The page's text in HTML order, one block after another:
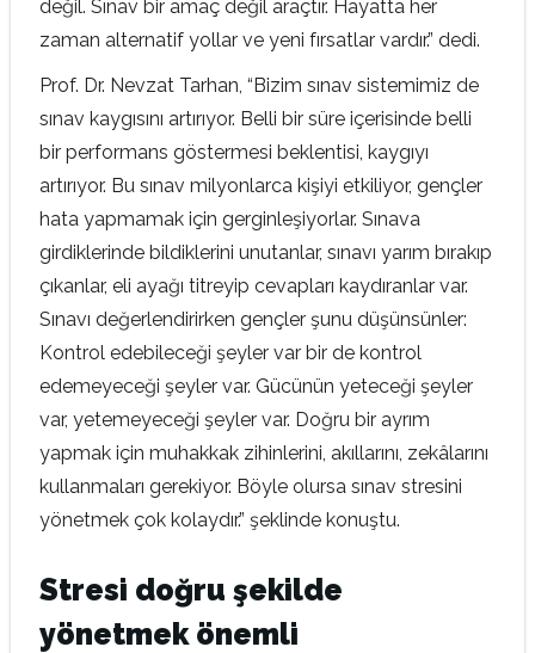
değil. Sınav bir amaç değil araçtır. Hayatta her
zaman alternatif yollar ve yeni fırsatlar vardır.” dedi.
Prof. Dr. Nevzat Tarhan, “Bizim sınav sistemimiz de
sınav kaygısını artırıyor. Belli bir süre içerisinde belli
bir performans göstermesi beklentisi, kaygıyı
artırıyor. Bu sınav milyonlarca kişiyi etkiliyor, gençler
hata yapmamak için gerginleşiyorlar. Sınava
girdiklerinde bildiklerini unutanlar, sınavı yarım bırakıp
çıkanlar, eli ayağı titreyip cevapları kaydıranlar var.
Sınavı değerlendirirken gençler şunu düşünsünler:
Kontrol edebileceği şeyler var bir de kontrol
edemeyeceği şeyler var. Gücünün yeteceği şeyler
var, yetemeyeceği şeyler var. Doğru bir ayrım
yapmak için muhakkak zihinlerini, akıllarını, zekâlarını
kullanmaları gerekiyor. Böyle olursa sınav stresini
yönetmek çok kolaydır.” şeklinde konuştu.
Stresi doğru şekilde
yönetmek önemli